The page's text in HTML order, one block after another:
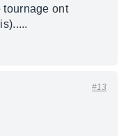
tournage ont
#13